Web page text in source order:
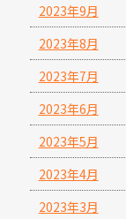
2023年9月
2023年8月
2023年7月
2023年6月
2023年5月
2023年4月
2023年3月